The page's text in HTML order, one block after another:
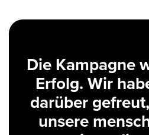
Die Kampagne
Erfolg. Wir
darüber
unsere